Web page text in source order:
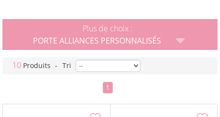
Plus de choix :
PORTE ALLIANCES PERSONNALISÉS
10 Produits - Tri
1